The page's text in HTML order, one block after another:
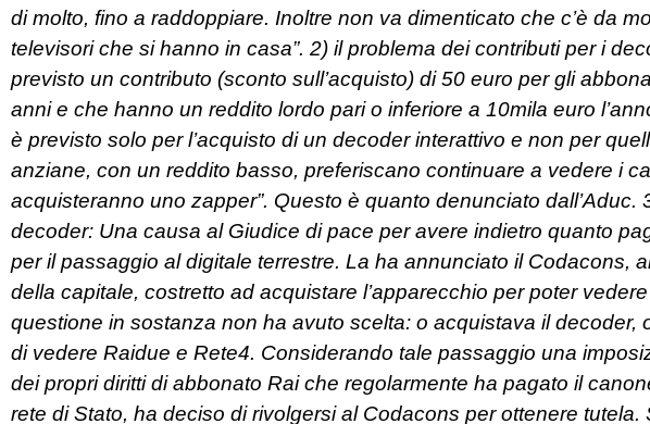
di molto, fino a raddoppiare. Inoltre non va dimenticato che c’è da
televisori che si hanno in casa”. 2) il problema dei contributi per i
previsto un contributo (sconto sull’acquisto) di 50 euro per gli
anni e che hanno un reddito lordo pari o inferiore a 10mila euro
è previsto solo per l’acquisto di un decoder interattivo e non per
anziane, con un reddito basso, preferiscano continuare a vedere i
acquisteranno uno zapper”. Questo è quanto denunciato dall’Aduc.
decoder: Una causa al Giudice di pace per avere indietro quanto
per il passaggio al digitale terrestre. La ha annunciato il Codacons,
della capitale, costretto ad acquistare l’apparecchio per poter
questione in sostanza non ha avuto scelta: o acquistava il decoder,
di vedere Raidue e Rete4. Considerando tale passaggio una
dei propri diritti di abbonato Rai che regolarmente ha pagato il
rete di Stato, ha deciso di rivolgersi al Codacons per ottenere